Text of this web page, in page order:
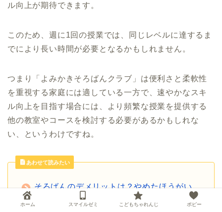
ル向上が期待できます。
このため、週に1回の授業では、同じレベルに達するま
でにより長い時間が必要となるかもしれません。
つまり「よみかきそろばんクラブ」は便利さと柔軟性
を重視する家庭には適している一方で、速やかなスキ
ル向上を目指す場合には、より頻繁な授業を提供する
他の教室やコースを検討する必要があるかもしれな
い、というわけですね。
あわせて読みたい
そろばんのデメリットは？やめたほうがい
い？効果や弊害も解説
ホーム スマイルゼミ こどもちゃれんじ ポピー